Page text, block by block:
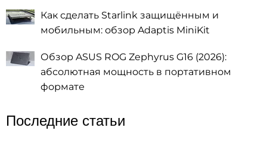
Как сделать Starlink защищённым и
мобильным: обзор Adaptis MiniKit
Обзор ASUS ROG Zephyrus G16 (2026):
абсолютная мощность в портативном
формате
Последние статьи